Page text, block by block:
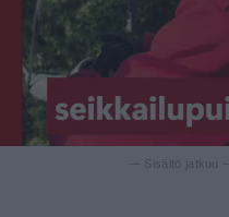
— Sisältö jatkuu —